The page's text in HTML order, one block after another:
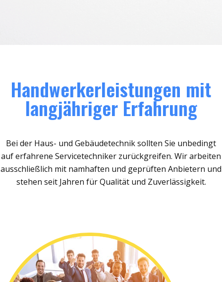
Handwerkerleistungen mit
langjähriger Erfahrung
Bei der Haus- und Gebäudetechnik sollten Sie unbedingt
auf erfahrene Servicetechniker zurückgreifen. Wir arbeiten
ausschließlich mit namhaften und geprüften Anbietern und
stehen seit Jahren für Qualität und Zuverlässigkeit.